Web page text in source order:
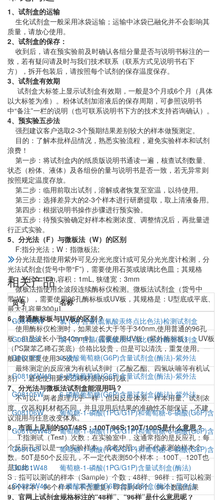
1、试剂盒的运输
生化试剂盒一般采用冰袋运输；运输中冰袋已融化并不会影响其
质量，请放心使用。
2、试剂盒的保存：
收到后，请在预实验前及时确认各组分量是否与说明书标注的一
致，若有疑问请及时与我们技术联系（联系方式见说明书右下
方），拆开包装后，请按照每个试剂的保存温度保存。
3、试剂盒有效期
试剂盒大标签上显示试剂盒有效期，一般是3个月或6个月（具体
以大标签为准）。粉体试剂加溶液后的保存周期，可参照说明书
中“备注”一栏的说明（也可联系说明书下方的技术支持咨询确认）。
4、预实验五步法
强烈建议客户选取2-3个预期结果差别较大的样本做预测定。
目的：了解本批样品情况，熟悉实验流程，避免实验样本和试剂
浪费！
第一步：将试剂盒内的纸质版说明书通读一遍，核查试剂数量、
状态（粉体、液体）及各组份的量与说明书是否一致，若无异常则
按照规定温度存放。
第二步：临用前取出试剂，溶解或者恢复至室温，以待使用。
第三步：选择差异大的2-3个样本进行研磨提取，取上清液备用。
第四步：根据说明书操作步骤进行预实验。
第五步：待预实验确定好样本检测浓度、调整情况后，再批量进
行正式实验。
5、分光法（F）与微板法（W）的区别
F:指分光法；W：指微板法;
分光法是指使用紫外可见分光光度计或可见分光光度计检测，分
光法试剂盒(货号中带“F”)，需要使用石英或玻璃比色皿；其规格
是：光径：1cm,容积：1mL, 狭缝宽：3mm
微板法指使用全波段连续酶标仪检测。微板法试剂盒（货号中
带“W”），需要使用96孔酶标板或UV板，其规格是：U型底或平底、
最大孔容量300μL
6、普通酶标板与UV板的区别？
使用酶标仪检测时，如果波长大于等于340nm,使用普通的96孔
板；但是波长小于340nm时，需要使用UV板（紫外酶标板）；UV板
（PS聚苯乙稀石英底）价格比较贵，但是可以清洗，重复使用。一
般建议重复使用3-5次；
最终测定的反应液为有机试剂时（乙酸乙酯、四氢呋喃等有机试
剂），避免使用聚苯乙稀材质的96孔板。
7、分光法与微板法试剂盒能混用吗？
不可以。两者原理几乎一样，但因反应体系、样本用量、试剂浓
度、仪器和耗材都不同，并且混用后结果的准确性不能保证，不建
议混用与任意改变体系。
8、市面上见到的50T/48S；100T/96S;120T/100S是什么意思？
T:指测试（Test）次数；在实验室中，这通常指的是反应孔；每
个反应孔可以是一个实验样本，或者对照；并不代表测的样本个
数。50T是50个反应孔，不一定代表测50个样本； 100T、120T也
是如此；
S：指可以测试的样本（Sample）个数；48样、96样：指可以检测
48个样本、96个样本（不含重复）即得到48个、96个数据结果
9、官网上试剂盒规格标注的“48样”、“96样”是什么意思呢？
相关产品
货号
名称
G08108W
氯 (Cl) 含量(硫氰酸汞终点比色法)检测试剂盒
G08108F
氯 (Cl) 含量(硫氰酸汞终点比色法)检测试剂盒
G08105F
6-磷酸葡萄糖(G6P)含量试剂盒(酶法)-紫外法
G08105W48
6-磷酸葡萄糖(G6P)含量试剂盒(酶法)-紫外法
G08105W
6-磷酸葡萄糖(G6P)含量试剂盒(酶法)-紫外法
G08106W
葡萄糖-1-磷酸(1PG/G1P)和葡萄糖-6-磷酸(G6P)含
G08106W48
葡萄糖-1-磷酸(1PG/G1P)和葡萄糖-6-磷酸(G6P)含
G08106F
葡萄糖-1-磷酸(1PG/G1P)和葡萄糖-6-磷酸(G6P)含
G0881W48
葡萄糖-1-磷酸(1PG/G1P)含量试剂盒(酶法)
G0825W48
6-磷酸葡萄糖(G6P)含量试剂盒(酶法)-显色法